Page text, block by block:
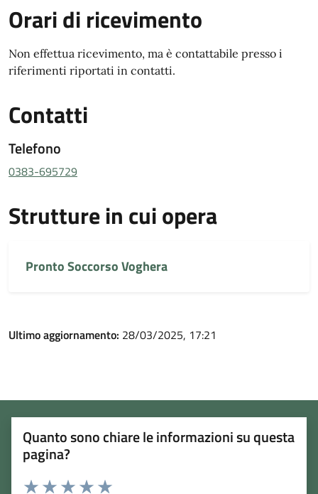
Orari di ricevimento
Non effettua ricevimento, ma è contattabile presso i
riferimenti riportati in contatti.
Contatti
Telefono
0383-695729
Strutture in cui opera
Pronto Soccorso Voghera
Ultimo aggiornamento: 28/03/2025, 17:21
Quanto sono chiare le informazioni su questa
pagina?
Rating: